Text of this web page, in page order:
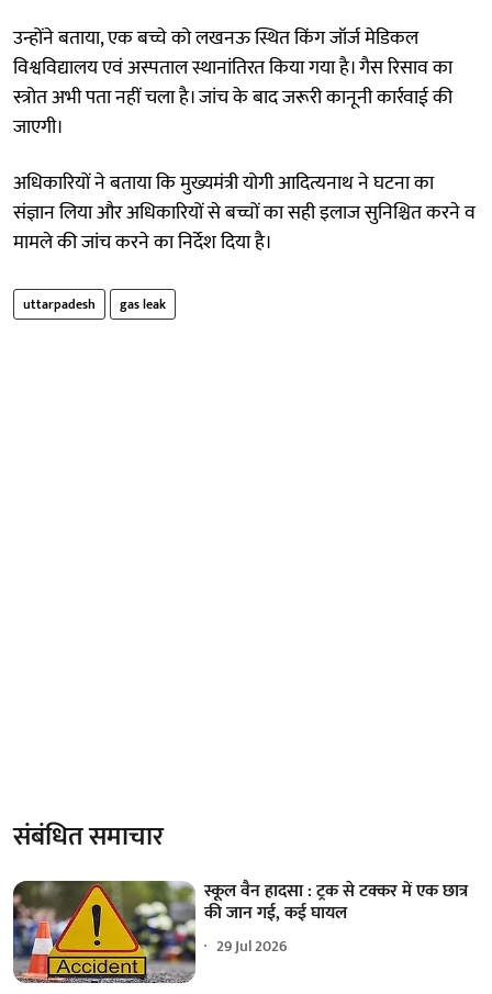
उन्होंने बताया, एक बच्चे को लखनऊ स्थित किंग जॉर्ज मेडिकल
विश्वविद्यालय एवं अस्पताल स्थानांतिरत किया गया है। गैस रिसाव का
स्त्रोत अभी पता नहीं चला है। जांच के बाद जरूरी कानूनी कार्रवाई की
जाएगी।
अधिकारियों ने बताया कि मुख्यमंत्री योगी आदित्यनाथ ने घटना का
संज्ञान लिया और अधिकारियों से बच्चों का सही इलाज सुनिश्चित करने व
मामले की जांच करने का निर्देश दिया है।
uttarpadesh gas leak
संबंधित समाचार
स्कूल वैन हादसा : ट्रक से टक्कर में एक छात्र
की जान गई, कई घायल
29 Jul 2026